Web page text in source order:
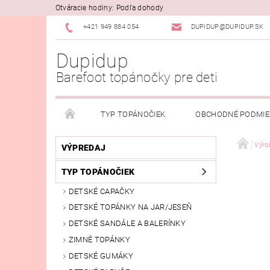
Otváracie hodiny: Podľa dohody
+421 949 884 054 DUPIDUP@DUPIDUP.SK
Dupidup
Barefoot topánočky pre deti
TYP TOPÁNOČIEK OBCHODNÉ
PODMIENKY OSOBNÝCH ÚDAJOV
VÝPREDAJ
TYP TOPÁNOČIEK
DETSKÉ CAPAČKY
DETSKÉ TOPÁNKY NA JAR/JESEŇ
DETSKÉ SANDÁLE A BALERÍNKY
ZIMNÉ TOPÁNKY
DETSKÉ GUMÁKY